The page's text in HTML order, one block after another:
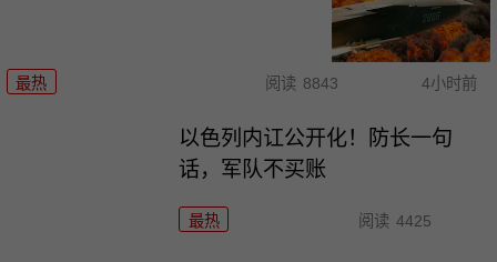
最热 阅读 8843 4小时前
以色列内讧公开化！防长一句
话，军队不买账
最热 阅读 4425